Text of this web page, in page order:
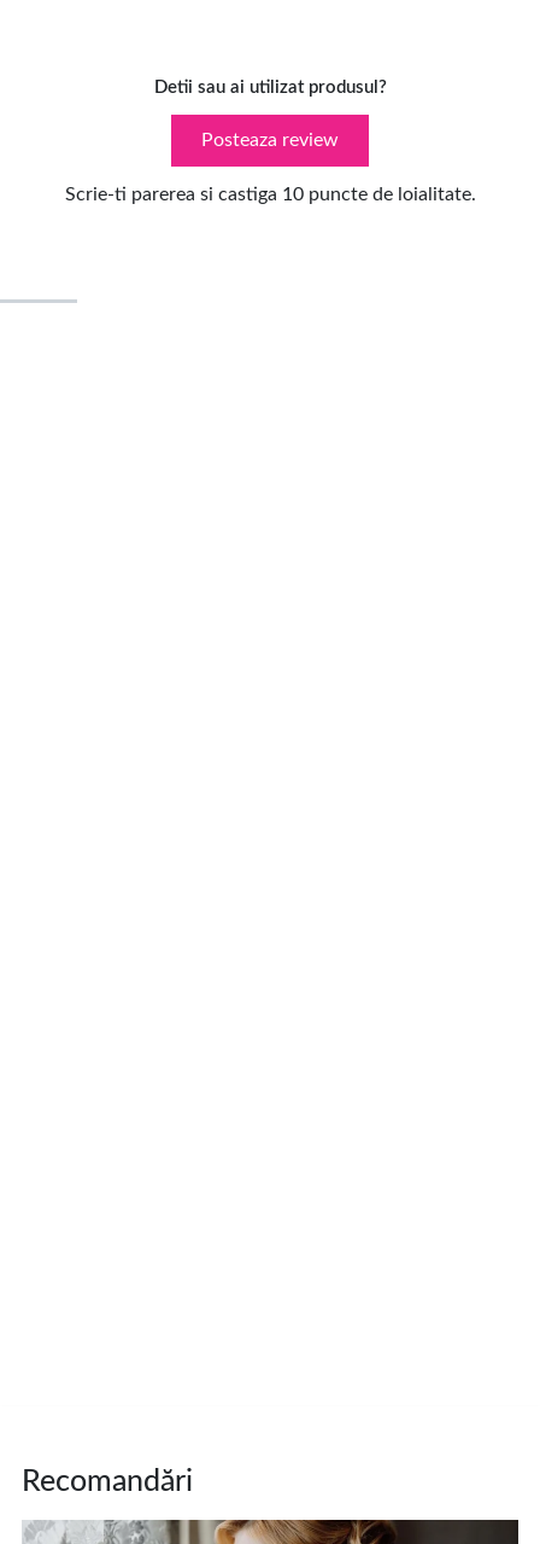
Detii sau ai utilizat produsul?
Posteaza review
Scrie-ti parerea si castiga 10 puncte de loialitate.
Recomandări